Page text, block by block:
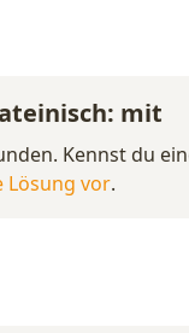
mit
Kennst du
Lösung vor.